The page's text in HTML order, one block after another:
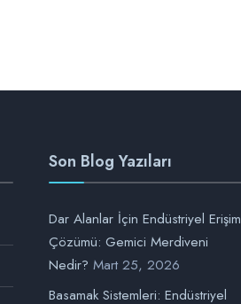
Son Blog Yazıları
Dar Alanlar İçin Endüstriyel Erişim
Çözümü: Gemici Merdiveni
Nedir? Mart 25, 2026
Basamak Sistemleri: Endüstriyel